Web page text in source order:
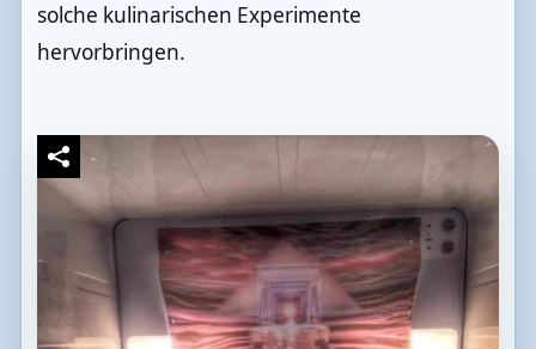
solche kulinarischen Experimente
hervorbringen.